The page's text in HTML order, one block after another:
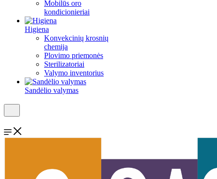
Mobilūs oro
kondicionieriai
Higiena
Konvekcinių krosnių
chemija
Plovimo priemonės
Sterilizatoriai
Valymo inventorius
Sandėlio valymas